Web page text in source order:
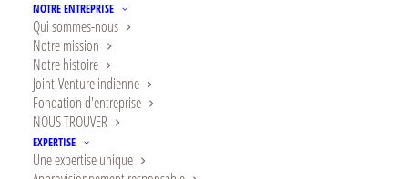
NOTRE ENTREPRISE
Qui sommes-nous
Notre mission
Notre histoire
Joint-Venture indienne
Fondation d'entreprise
NOUS TROUVER
EXPERTISE
Une expertise unique
Produits laitiers et
alternatives
La gomme d'acacia a la capacité
d'améliorer les qualités fonctionnelles et